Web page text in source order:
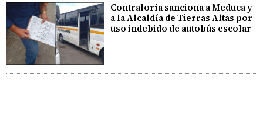
Contraloría sanciona a Meduca y
a la Alcaldía de Tierras Altas por
uso indebido de autobús escolar